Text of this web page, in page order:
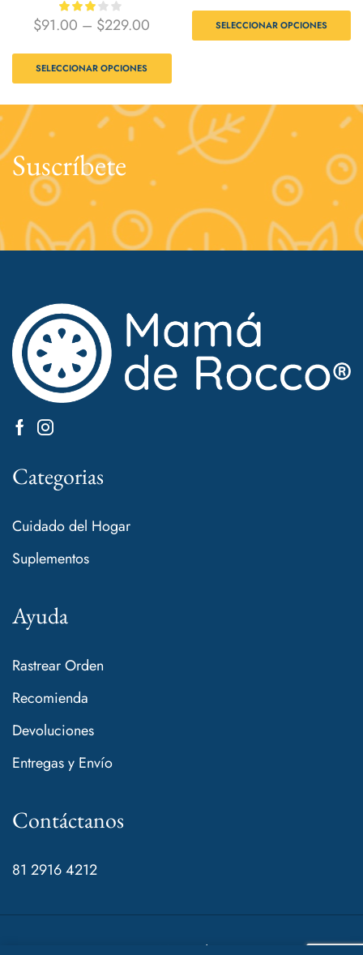
$91.00 – $229.00
SELECCIONAR OPCIONES
SELECCIONAR OPCIONES
Suscríbete
Categorias
Cuidado del Hogar
Suplementos
Ayuda
Rastrear Orden
Recomienda
Devoluciones
Entregas y Envío
Contáctanos
81 2916 4212